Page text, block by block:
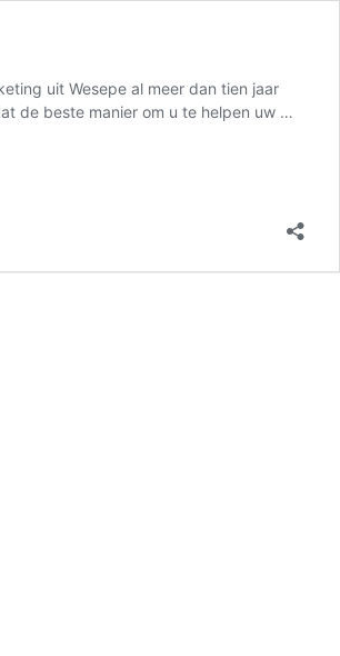
uit Wesepe al meer dan tien jaar
de beste manier om u te helpen uw …